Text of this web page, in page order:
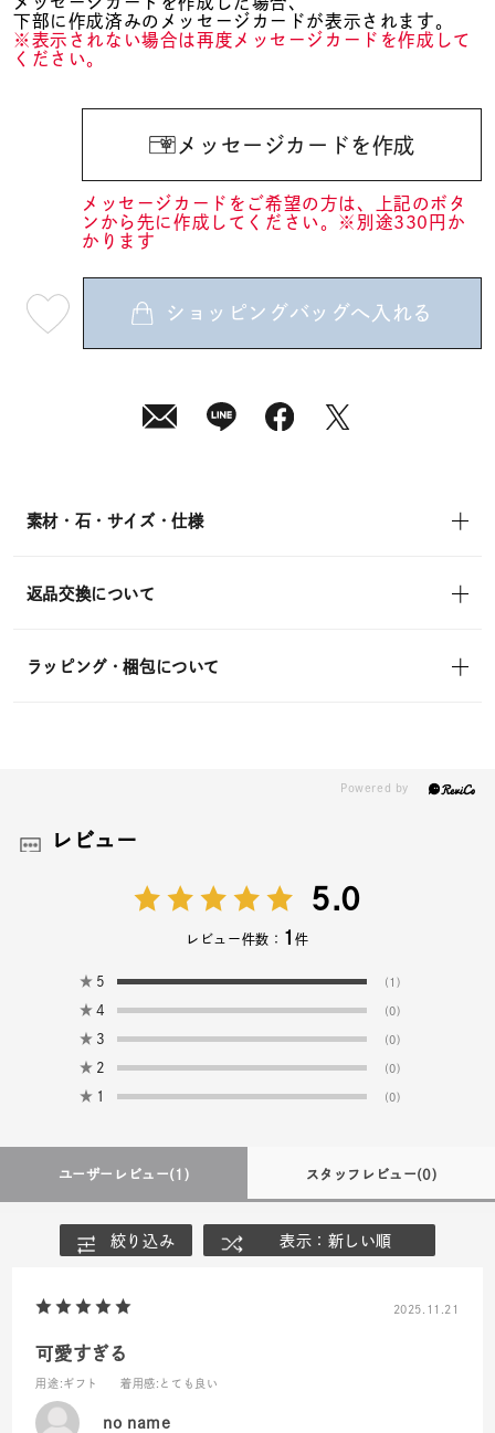
下部に作成済みのメッセージカードが表示されます。
※表示されない場合は再度メッセージカードを作成して
ください。
メッセージカードを作成
メッセージカードをご希望の方は、上記のボタ
ンから先に作成してください。※別途330円か
かります
08
ショッピングバッグへ入れる
素材・石・サイズ・仕様
返品交換について
ラッピング・梱包について
レビュー
5.0
レビュー件数： 1件
★ 5 (1)
★ 4 (0)
★ 3 (0)
★ 2 (0)
★ 1 (0)
ユーザーレビュー(1) スタッフレビュー(0)
絞り込み 表示：新しい順
2025.11.21
可愛すぎる
用途 :ギフト 着用感 :とても良い
no name